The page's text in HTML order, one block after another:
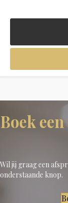
Boek
Wil jij graag een
onderstaande knop.